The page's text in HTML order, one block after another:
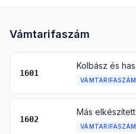
Vámtarifaszám
1601
VÁMTARIFASZÁM
1602
VÁMTARIFASZÁM